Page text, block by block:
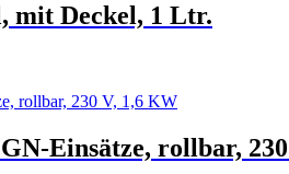
mit Deckel, 1 Ltr.
Einsätze, rollbar,